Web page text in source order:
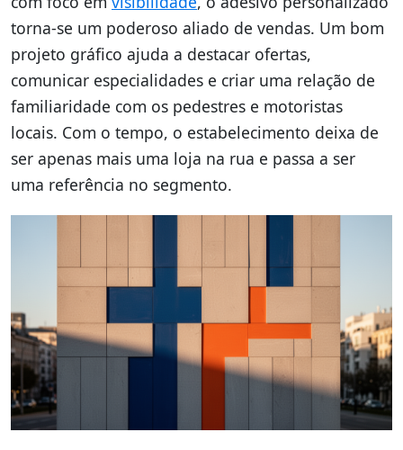
torna-se um poderoso aliado de vendas. Um bom
projeto gráfico ajuda a destacar ofertas,
comunicar especialidades e criar uma relação de
familiaridade com os pedestres e motoristas
locais. Com o tempo, o estabelecimento deixa de
ser apenas mais uma loja na rua e passa a ser
uma referência no segmento.